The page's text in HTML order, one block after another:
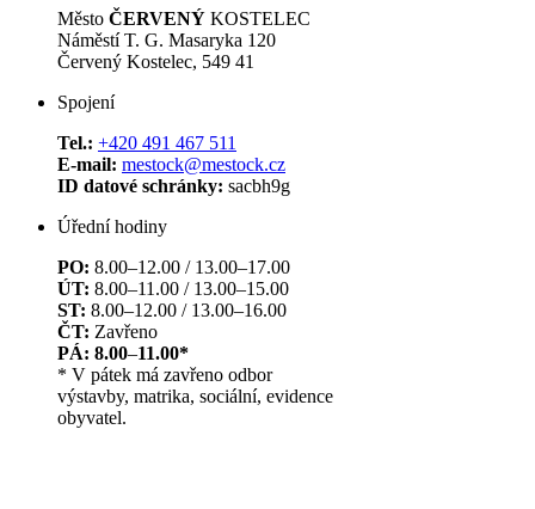
Město ČERVENÝ KOSTELEC
Náměstí T. G. Masaryka 120
Červený Kostelec, 549 41
Spojení
Tel.: +420 491 467 511
E-mail: mestock@mestock.cz
ID datové schránky: sacbh9g
Úřední hodiny
PO: 8.00–12.00 / 13.00–17.00
ÚT: 8.00–11.00 / 13.00–15.00
ST: 8.00–12.00 / 13.00–16.00
ČT: Zavřeno
PÁ: 8.00–11.00*
* V pátek má zavřeno odbor
výstavby, matrika, sociální, evidence
obyvatel.